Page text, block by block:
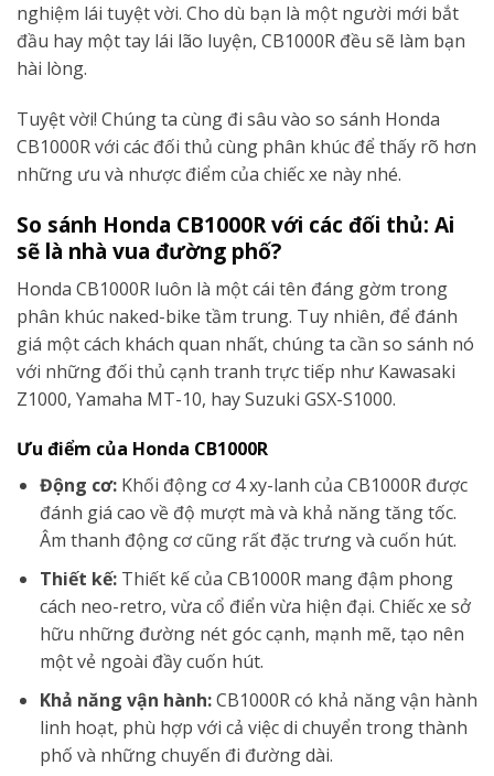
nghiệm lái tuyệt vời. Cho dù bạn là một người mới bắt
đầu hay một tay lái lão luyện, CB1000R đều sẽ làm bạn
hài lòng.
Tuyệt vời! Chúng ta cùng đi sâu vào so sánh Honda
CB1000R với các đối thủ cùng phân khúc để thấy rõ hơn
những ưu và nhược điểm của chiếc xe này nhé.
So sánh Honda CB1000R với các đối thủ: Ai
sẽ là nhà vua đường phố?
Honda CB1000R luôn là một cái tên đáng gờm trong
phân khúc naked-bike tầm trung. Tuy nhiên, để đánh
giá một cách khách quan nhất, chúng ta cần so sánh nó
với những đối thủ cạnh tranh trực tiếp như Kawasaki
Z1000, Yamaha MT-10, hay Suzuki GSX-S1000.
Ưu điểm của Honda CB1000R
Động cơ:Khối động cơ 4 xy-lanh của CB1000R được
đánh giá cao về độ mượt mà và khả năng tăng tốc.
Âm thanh động cơ cũng rất đặc trưng và cuốn hút.
Thiết kế:Thiết kế của CB1000R mang đậm phong
cách neo-retro, vừa cổ điển vừa hiện đại. Chiếc xe sở
hữu những đường nét góc cạnh, mạnh mẽ, tạo nên
một vẻ ngoài đầy cuốn hút.
Khả năng vận hành:CB1000R có khả năng vận hành
linh hoạt, phù hợp với cả việc di chuyển trong thành
phố và những chuyến đi đường dài.